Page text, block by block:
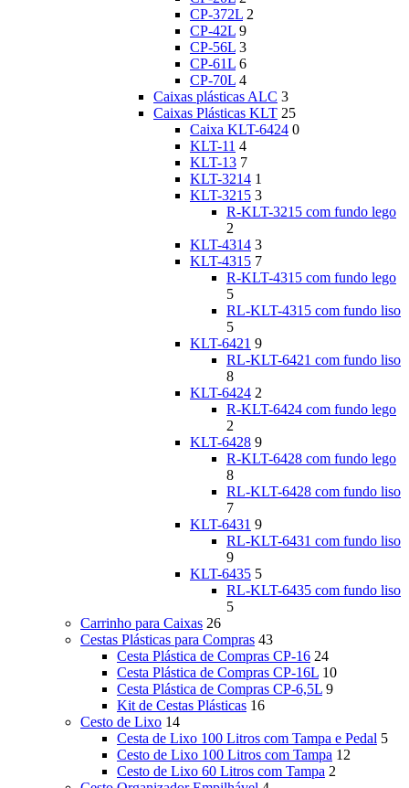
CP-372L 2
CP-42L 9
CP-56L 3
CP-61L 6
CP-70L 4
Caixas plásticas ALC 3
Caixas Plásticas KLT 25
Caixa KLT-6424 0
KLT-11 4
KLT-13 7
KLT-3214 1
KLT-3215 3
R-KLT-3215 com fundo lego
2
KLT-4314 3
KLT-4315 7
R-KLT-4315 com fundo lego
5
RL-KLT-4315 com fundo liso
5
KLT-6421 9
RL-KLT-6421 com fundo liso
8
KLT-6424 2
R-KLT-6424 com fundo lego
2
KLT-6428 9
R-KLT-6428 com fundo lego
8
RL-KLT-6428 com fundo liso
7
KLT-6431 9
RL-KLT-6431 com fundo liso
9
KLT-6435 5
RL-KLT-6435 com fundo liso
5
Carrinho para Caixas 26
Cestas Plásticas para Compras 43
Cesta Plástica de Compras CP-16 24
Cesta Plástica de Compras CP-16L 10
Cesta Plástica de Compras CP-6,5L 9
Kit de Cestas Plásticas 16
Cesto de Lixo 14
Cesta de Lixo 100 Litros com Tampa e Pedal 5
Cesto de Lixo 100 Litros com Tampa 12
Cesto de Lixo 60 Litros com Tampa 2